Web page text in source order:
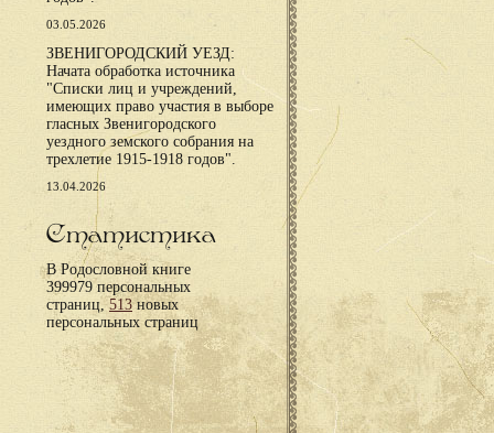
03.05.2026
ЗВЕНИГОРОДСКИЙ УЕЗД:
Начата обработка источника
"Списки лиц и учреждений,
имеющих право участия в выборе
гласных Звенигородского
уездного земского собрания на
трехлетие 1915-1918 годов".
13.04.2026
Статистика
В Родословной книге
399979 персональных
страниц,513новых
персональных страниц